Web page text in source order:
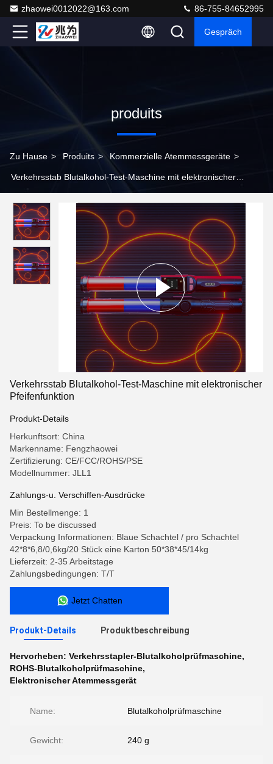
zhaowei0012022@163.com 86-755-84652995
Gespräch
produits
Zu Hause > Produits > Kommerzielle Atemmessgeräte >
Verkehrsstab Blutalkohol-Test-Maschine mit elektronischer
Verkehrsstab Blutalkohol-Test-Maschine mit elektronischer
Pfeifenfunktion
Produkt-Details
Herkunftsort: China
Markenname: Fengzhaowei
Zertifizierung: CE/FCC/ROHS/PSE
Modellnummer: JLL1
Zahlungs-u. Verschiffen-Ausdrücke
Min Bestellmenge: 1
Preis: To be discussed
Verpackung Informationen: Blaue Schachtel / pro Schachtel
42*8*6,8/0,6kg/20 Stück eine Karton 50*38*45/14kg
Lieferzeit: 2-35 Arbeitstage
Zahlungsbedingungen: T/T
Jetzt Chatten
Produkt-Details Produktbeschreibung
Hervorheben: Verkehrsstapler-Blutalkoholprüfmaschine,
ROHS-Blutalkoholprüfmaschine,
Elektronischer Atemmessgerät
Name: Blutalkoholprüfmaschine
Gewicht: 240 g